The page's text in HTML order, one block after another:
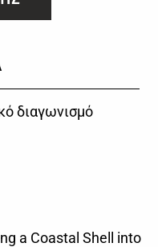
διαγωνισμό
a Coastal Shell into